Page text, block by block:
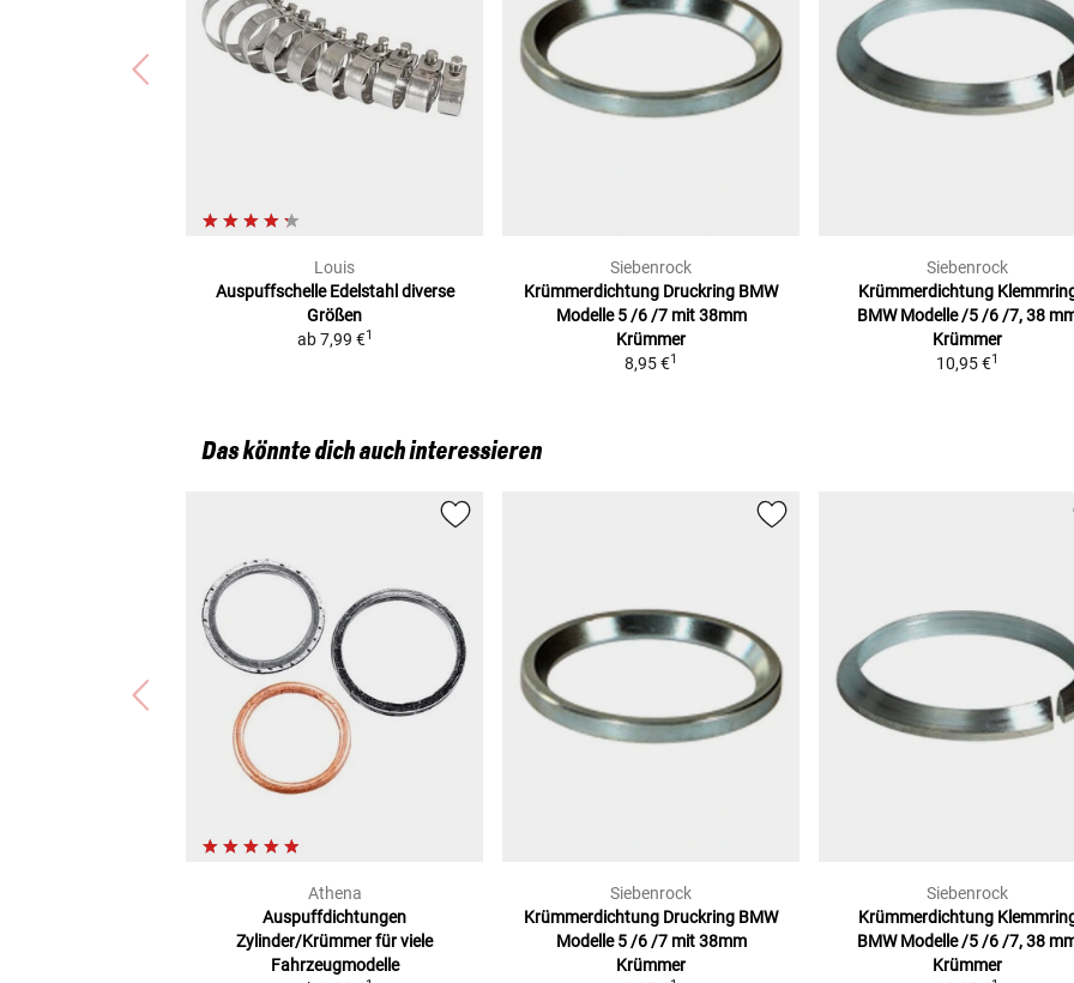
Louis
Auspuffschelle Edelstahl diverse
Größen
ab 7,99 €1
Siebenrock
Krümmerdichtung Druckring BMW
Modelle 5 /6 /7 mit 38mm
Krümmer
8,95 €1
Siebenrock
Krümmerdichtung
BMW Modelle /5 /6 /7, 38
Krümmer
10,95 €1
Das könnte dich auch interessieren
Athena
Auspuffdichtungen
Zylinder/Krümmerfür viele
Fahrzeugmodelle
Siebenrock
Krümmerdichtung Druckring BMW
Modelle 5 /6 /7 mit 38mm
Krümmer
Siebenrock
Krümmerdichtung
BMW Modelle /5 /6 /7, 38
Krümmer